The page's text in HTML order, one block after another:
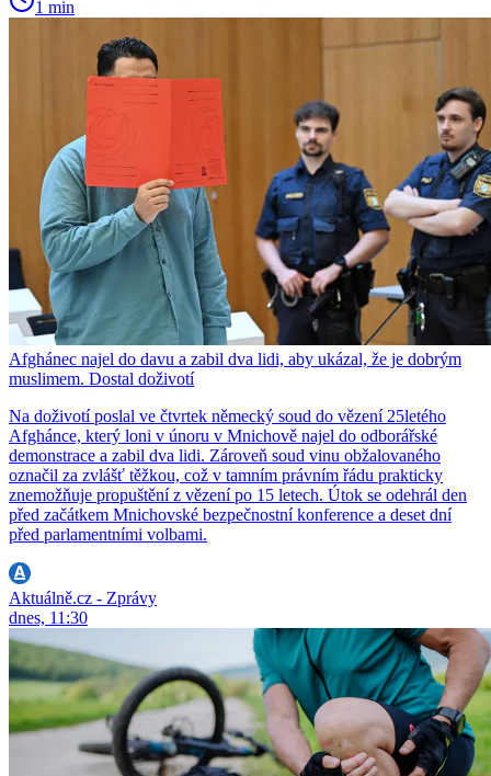
1 min
Afghánec najel do davu a zabil dva lidi, aby ukázal, že je dobrým
muslimem. Dostal doživotí
Na doživotí poslal ve čtvrtek německý soud do vězení 25letého
Afghánce, který loni v únoru v Mnichově najel do odborářské
demonstrace a zabil dva lidi. Zároveň soud vinu obžalovaného
označil za zvlášť těžkou, což v tamním právním řádu prakticky
znemožňuje propuštění z vězení po 15 letech. Útok se odehrál den
před začátkem Mnichovské bezpečnostní konference a deset dní
před parlamentními volbami.
Aktuálně.cz - Zprávy
dnes, 11:30